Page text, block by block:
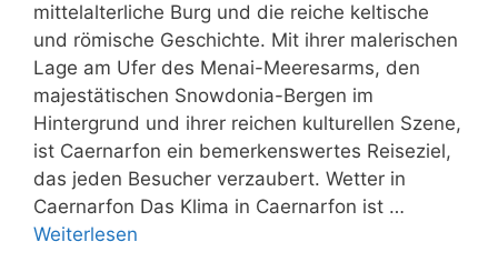
mittelalterliche Burg und die reiche keltische
und römische Geschichte. Mit ihrer malerischen
Lage am Ufer des Menai-Meeresarms, den
majestätischen Snowdonia-Bergen im
Hintergrund und ihrer reichen kulturellen Szene,
ist Caernarfon ein bemerkenswertes Reiseziel,
das jeden Besucher verzaubert. Wetter in
Caernarfon Das Klima in Caernarfon ist …
Weiterlesen